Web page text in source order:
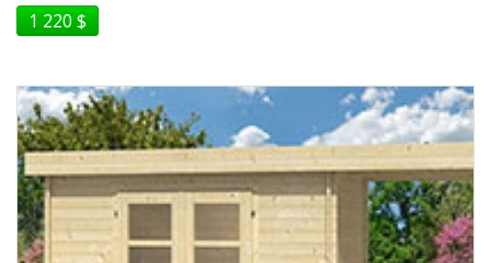
1 220 $